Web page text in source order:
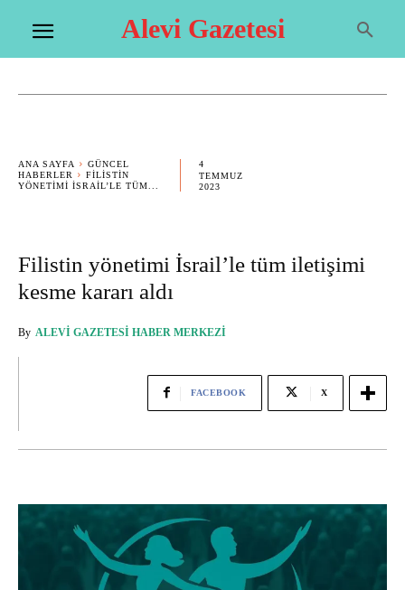
Alevi Gazetesi
ANA SAYFA
GÜNCEL
HABERLER
FILISTIN
YÖNETIMI İSRAIL’LE TÜM...
4
TEMMUZ
2023
Filistin yönetimi İsrail’le tüm iletişimi
kesme kararı aldı
By ALEVI GAZETESI HABER MERKEZI
FACEBOOK X